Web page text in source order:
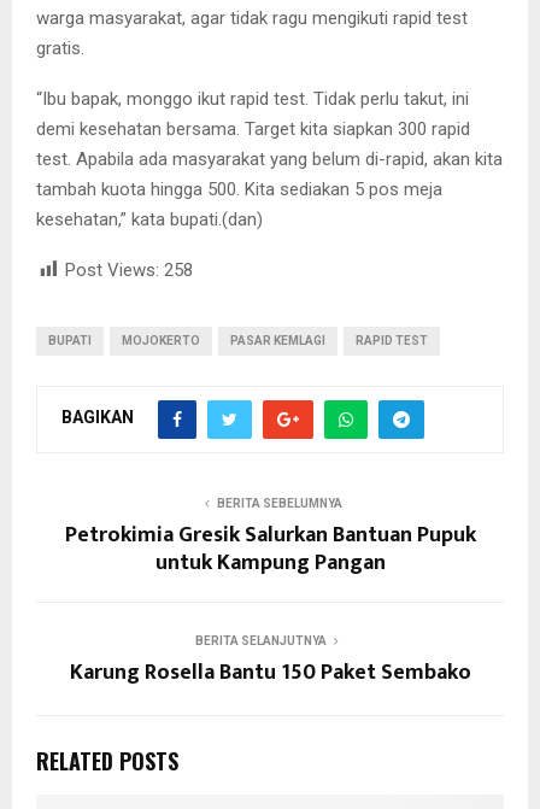
warga masyarakat, agar tidak ragu mengikuti rapid test
gratis.
“Ibu bapak, monggo ikut rapid test. Tidak perlu takut, ini
demi kesehatan bersama. Target kita siapkan 300 rapid
test. Apabila ada masyarakat yang belum di-rapid, akan kita
tambah kuota hingga 500. Kita sediakan 5 pos meja
kesehatan,” kata bupati.(dan)
Post Views: 258
BUPATI MOJOKERTO PASAR KEMLAGI RAPID TEST
BAGIKAN
BERITA SEBELUMNYA
Petrokimia Gresik Salurkan Bantuan Pupuk
untuk Kampung Pangan
BERITA SELANJUTNYA
Karung Rosella Bantu 150 Paket Sembako
RELATED POSTS